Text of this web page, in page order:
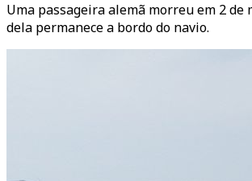
Uma passageira alemã morreu em 2 de
dela permanece a bordo do navio.